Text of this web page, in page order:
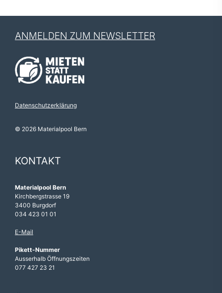
ANMELDEN ZUM NEWSLETTER
Datenschutzerklärung
© 2026 Materialpool Bern
KONTAKT
Materialpool Bern
Kirchbergstrasse 19
3400 Burgdorf
034 423 01 01
E-Mail
Pikett-Nummer
Ausserhalb Öffnungszeiten
077 427 23 21